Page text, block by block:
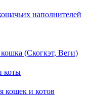
наполнителей
(Скогкэт, Веги)
коты
и котов